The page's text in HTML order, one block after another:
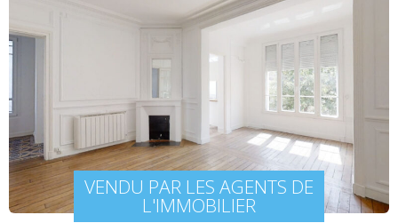
VENDU PAR LES AGENTS DE
L'IMMOBILIER